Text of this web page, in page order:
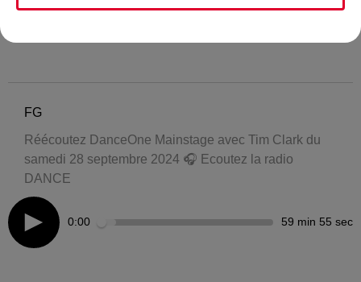
FG
Réécoutez DanceOne Mainstage avec Tim Clark du
samedi 28 septembre 2024 🎧 Ecoutez la radio
DANCE
0:00 59 min 55 sec